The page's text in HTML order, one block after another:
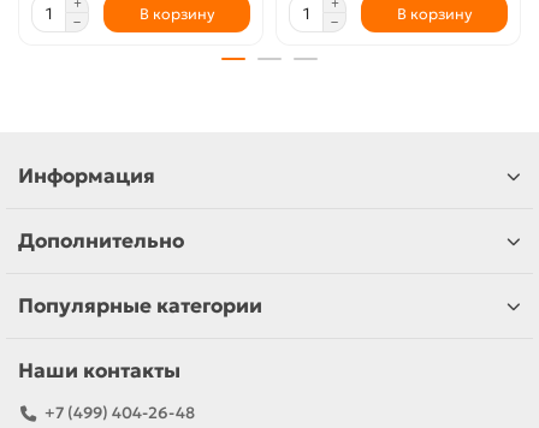
В корзину В корзину
Информация
Дополнительно
Популярные категории
Наши контакты
+7 (499) 404-26-48